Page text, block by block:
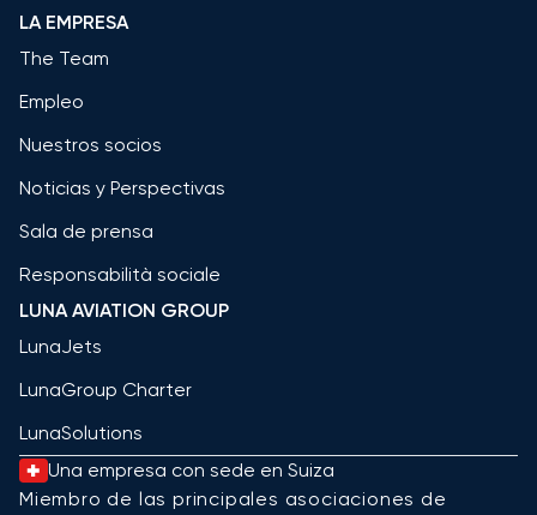
LA EMPRESA
The Team
Empleo
Nuestros socios
Noticias y Perspectivas
Sala de prensa
Responsabilità sociale
LUNA AVIATION GROUP
LunaJets
LunaGroup Charter
LunaSolutions
Una empresa con sede en Suiza
Miembro de las principales asociaciones de